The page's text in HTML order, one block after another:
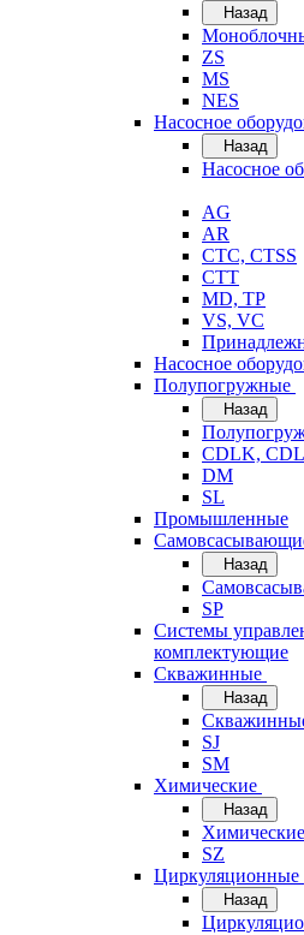
Назад
ZS
MS
NES
Насосное
Назад
Насосное
AG
AR
CTC, CTSS
CTT
MD, TP
VS, VC
Насосное
Полупогружные
Назад
CDLK,
DM
SL
Промышленные
Назад
SP
Системы
комплектующие
Скважинные
Назад
SJ
SM
Химические
Назад
Химические
SZ
Циркуляционные
Назад